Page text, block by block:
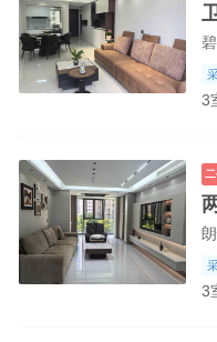
3
3